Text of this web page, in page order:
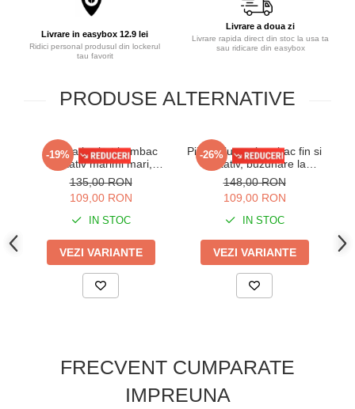
Livrare in easybox 12.9 lei
Ridici personal produsul din lockerul
tau favorit
Livrare a doua zi
Livrare rapida direct din stoc la usa ta
sau ridicare din easybox
PRODUSE ALTERNATIVE
-19%
Pijama barbat bumbac
calitativ marimi mari,
maneci si pantaloni lungi
cu buzunare bleumarin
201/205
135,00 RON
109,00 RON
IN STOC
VEZI VARIANTE
-26%
Pijama lunga bumbac fin si
calitativ, buzunare la
pantaloni bleumarin 207
148,00 RON
109,00 RON
IN STOC
VEZI VARIANTE
FRECVENT CUMPARATE
IMPREUNA